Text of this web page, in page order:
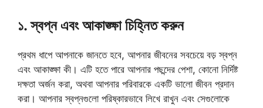
১. স্বপ্ন এবং আকাঙ্ক্ষা চিহ্নিত করুন
প্রথম ধাপে আপনাকে জানতে হবে, আপনার জীবনের সবচেয়ে বড় স্বপ্ন
এবং আকাঙ্ক্ষা কী। এটি হতে পারে আপনার পছন্দের পেশা, কোনো নির্দিষ্ট
দক্ষতা অর্জন করা, অথবা আপনার পরিবারকে একটি ভালো জীবন প্রদান
করা। আপনার স্বপ্নগুলো পরিষ্কারভাবে লিখে রাখুন এবং সেগুলোকে